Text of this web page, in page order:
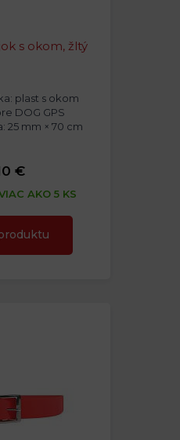
s okom, žltý
plast s okom
DOG GPS
25 mm × 70 cm
€
AKO 5 KS